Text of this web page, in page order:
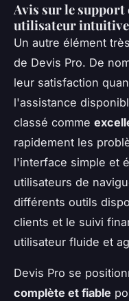
Avis sur le
utilisateur intuitive
Un autre élément
de Devis Pro. De
leur satisfaction
l'assistance
classé comme
rapidement les
l'interface simple et
utilisateurs de
différents outils
clients et le suivi
utilisateur fluide et
Devis Pro se
complète et fiable